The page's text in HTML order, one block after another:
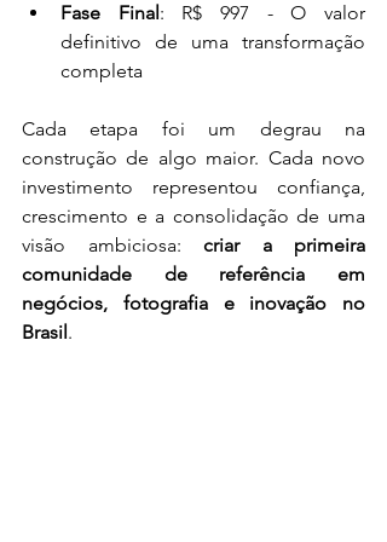
Fase Final: R$ 997 - O valor
definitivo de uma transformação
completa
Cada etapa foi um degrau na
construção de algo maior. Cada novo
investimento representou confiança,
crescimento e a consolidação de uma
visão ambiciosa: criar a primeira
comunidade de referência em
negócios, fotografia e inovação no
Brasil.